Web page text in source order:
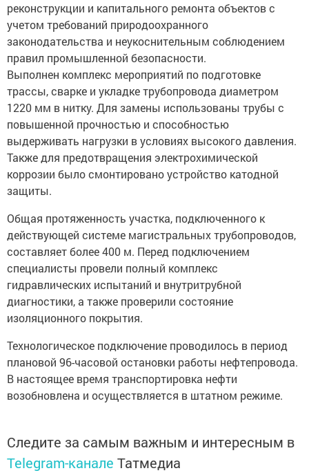
реконструкции и капитального ремонта объектов с
учетом требований природоохранного
законодательства и неукоснительным соблюдением
правил промышленной безопасности.
Выполнен комплекс мероприятий по подготовке
трассы, сварке и укладке трубопровода диаметром
1220 мм в нитку. Для замены использованы трубы с
повышенной прочностью и способностью
выдерживать нагрузки в условиях высокого давления.
Также для предотвращения электрохимической
коррозии было смонтировано устройство катодной
защиты.
Общая протяженность участка, подключенного к
действующей системе магистральных трубопроводов,
составляет более 400 м. Перед подключением
специалисты провели полный комплекс
гидравлических испытаний и внутритрубной
диагностики, а также проверили состояние
изоляционного покрытия.
Технологическое подключение проводилось в период
плановой 96-часовой остановки работы нефтепровода.
В настоящее время транспортировка нефти
возобновлена и осуществляется в штатном режиме.
Следите за самым важным и интересным в
Telegram-канале Татмедиа